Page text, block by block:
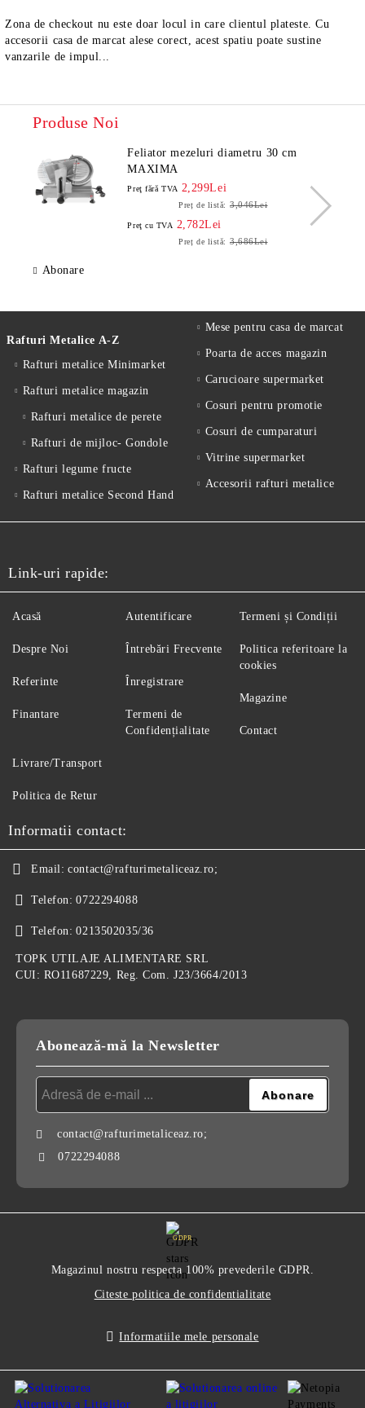
Zona de checkout nu este doar locul in care clientul plateste. Cu
accesorii casa de marcat alese corect, acest spatiu poate sustine
vanzarile de impul...
Produse Noi
Feliator mezeluri diametru 30 cm
MAXIMA
Preţ fără TVA 2,299Lei
Preț de listă: 3,046Lei
Preţ cu TVA 2,782Lei
Preț de listă: 3,686Lei
Abonare
Rafturi Metalice A-Z
Rafturi metalice Minimarket
Rafturi metalice magazin
Rafturi metalice de perete
Rafturi de mijloc- Gondole
Rafturi legume fructe
Rafturi metalice Second Hand
Mese pentru casa de marcat
Poarta de acces magazin
Carucioare supermarket
Cosuri pentru promotie
Cosuri de cumparaturi
Vitrine supermarket
Accesorii rafturi metalice
Link-uri rapide:
Acasă
Despre Noi
Referinte
Finantare
Autentificare
Întrebări Frecvente
Înregistrare
Termeni de
Confidențialitate
Termeni și Condiții
Politica referitoare la
cookies
Magazine
Contact
Livrare/Transport
Politica de Retur
Informatii contact:
Email: contact@rafturimetaliceaz.ro;
Telefon: 0722294088
Telefon: 0213502035/36
TOPK UTILAJE ALIMENTARE SRL
CUI: RO11687229, Reg. Com. J23/3664/2013
Abonează-mă la Newsletter
contact@rafturimetaliceaz.ro;
0722294088
GDPR
Magazinul nostru respecta 100% prevederile GDPR.
Citeste politica de confidentialitate
Informatiile mele personale